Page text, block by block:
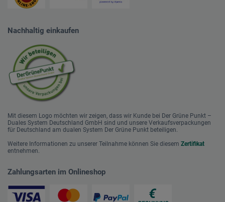
Nachhaltig einkaufen
Mit diesem Logo möchten wir zeigen, dass wir Kunde bei Der Grüne Punkt –
Duales System Deutschland GmbH sind und unsere Verkaufsverpackungen
für Deutschland am dualen System Der Grüne Punkt beteiligen.
Weitere Informationen zu unserer Teilnahme können Sie diesem Zertifikat
entnehmen.
Zahlungsarten im Onlineshop